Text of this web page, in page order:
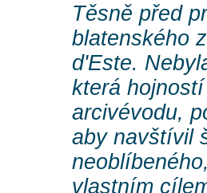
Těsně před
blatenského
d'Este.
která
arcivévodu,
aby navštívil
vlastním